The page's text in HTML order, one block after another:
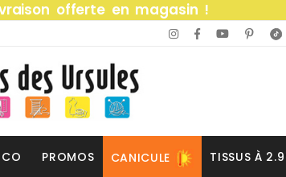
offerte en magasin !
CO PROMOS CANICULE TISSUS À